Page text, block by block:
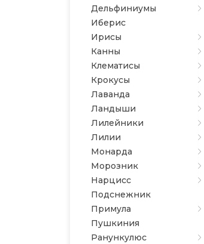
Дельфиниумы
Иберис
Ирисы
Канны
Клематисы
Крокусы
Лаванда
Ландыши
Лилейники
Лилии
Монарда
Морозник
Нарцисс
Подснежник
Примула
Пушкиния
Ранункулюс